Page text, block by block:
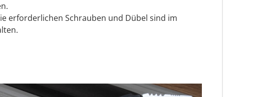
erforderlichen Schrauben und Dübel sind im